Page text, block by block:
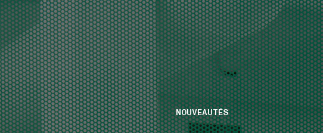
NAVIGATION.ARIA.GOTOMAINCONTENT
NAVIGATION.ARIA.GOTOFOOTER
NOUVEAUTÉS